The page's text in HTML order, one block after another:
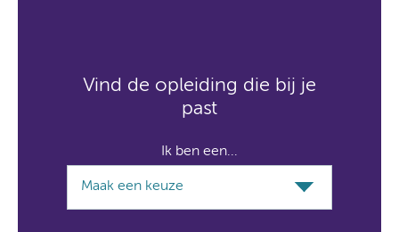
Vind de opleiding die bij je
past
Ik ben een...